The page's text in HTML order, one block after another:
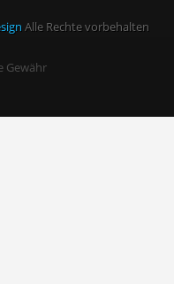
Alle Rechte vorbehalten
Gewähr